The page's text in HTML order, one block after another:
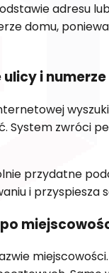
adresu
domu,
i
zwróci
przydatne
i przyspiesza